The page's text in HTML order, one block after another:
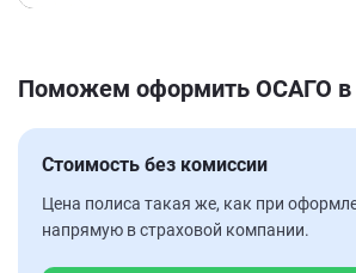
Поможем оформить ОСАГО
Стоимость без комиссии
Цена полиса такая же, как при
напрямую в страховой компании.